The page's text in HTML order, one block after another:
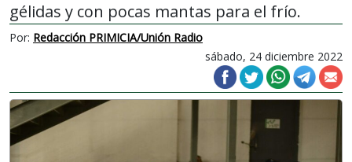
gélidas y con pocas mantas para el frío.
Por: Redacción PRIMICIA/Unión Radio
sábado, 24 diciembre 2022